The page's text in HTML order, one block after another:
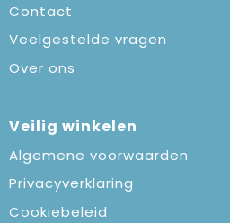
Contact
Veelgestelde vragen
Over ons
Veilig winkelen
Algemene voorwaarden
Privacyverklaring
Cookiebeleid